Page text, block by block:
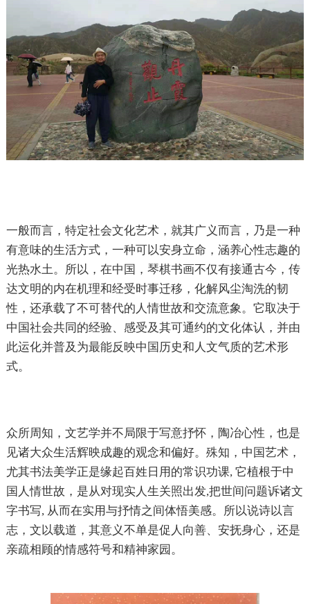
一般而言，特定社会文化艺术，就其广义而言，乃是一种
有意味的生活方式，一种可以安身立命，涵养心性志趣的
光热水土。所以，在中国，琴棋书画不仅有接通古今，传
达文明的内在机理和经受时事迁移，化解风尘淘洗的韧
性，还承载了不可替代的人情世故和交流意象。它取决于
中国社会共同的经验、感受及其可通约的文化体认，并由
此运化并普及为最能反映中国历史和人文气质的艺术形
式。
众所周知，文艺学并不局限于写意抒怀，陶冶心性，也是
见诸大众生活辉映成趣的观念和偏好。殊知，中国艺术，
尤其书法美学正是缘起百姓日用的常识功课, 它植根于中
国人情世故，是从对现实人生关照出发,把世间问题诉诸文
字书写, 从而在实用与抒情之间体悟美感。所以说诗以言
志，文以载道，其意义不单是促人向善、安抚身心，还是
亲疏相顾的情感符号和精神家园。